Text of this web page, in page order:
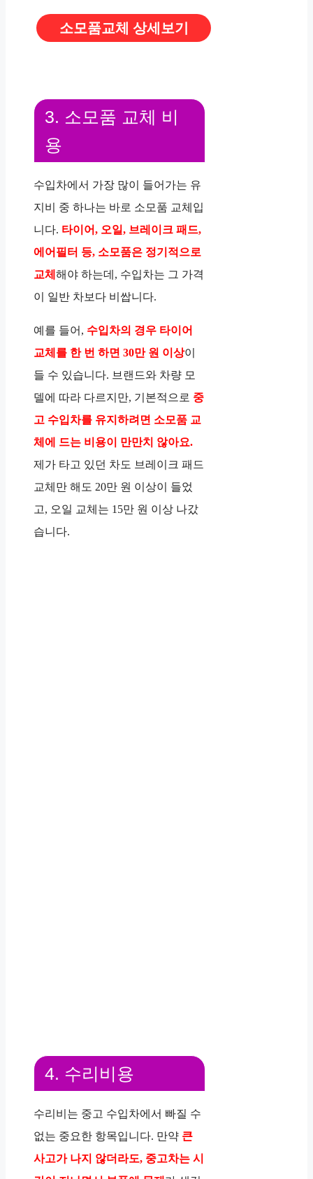
소모품교체 상세보기
3. 소모품 교체 비
용
수입차에서 가장 많이 들어가는 유
지비 중 하나는 바로 소모품 교체입
니다. 타이어, 오일, 브레이크 패드,
에어필터 등, 소모품은 정기적으로
교체 해야 하는데, 수입차는 그 가격
이 일반 차보다 비쌉니다.
예를 들어, 수입차의 경우 타이어
교체를 한 번 하면 30만 원 이상이
들 수 있습니다. 브랜드와 차량 모
델에 따라 다르지만, 기본적으로 중
고 수입차를 유지하려면 소모품 교
체에 드는 비용이 만만치 않아요.
제가 타고 있던 차도 브레이크 패드
교체만 해도 20만 원 이상이 들었
고, 오일 교체는 15만 원 이상 나갔
습니다.
4. 수리비용
수리비는 중고 수입차에서 빠질 수
없는 중요한 항목입니다. 만약 큰
사고가 나지 않더라도, 중고차는 시